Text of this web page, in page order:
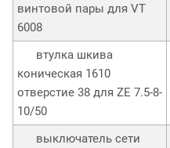
винтовой пары для VT
6008
втулка шкива
коническая 1610
отверстие 38 для ZE 7.5-8-
10/50
выключатель сети